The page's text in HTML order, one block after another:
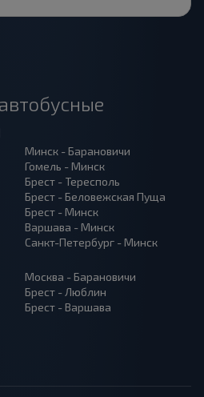
Минск - Барановичи
Гомель - Минск
Брест - Тересполь
Брест - Беловежская Пуща
Брест - Минск
Варшава - Минск
Санкт-Петербург - Минск
Москва - Барановичи
Брест - Люблин
Брест - Варшава